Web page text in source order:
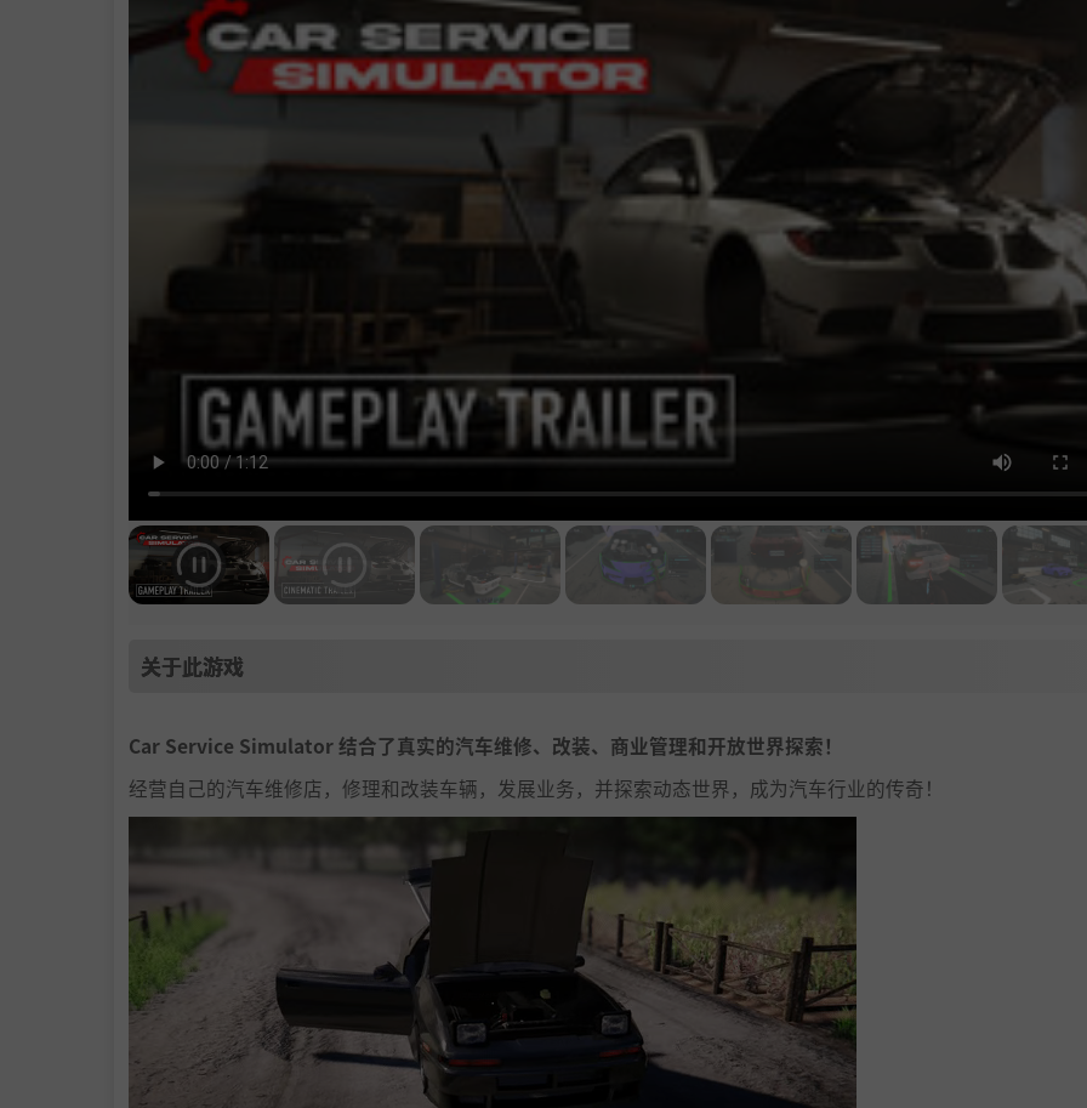
关于此游戏
Car Service Simulator 结合了真实的汽车维修、改装、商业管理和开放世界探索！
经营自己的汽车维修店，修理和改装车辆，发展业务，并探索动态世界，成为汽车行业的传奇！